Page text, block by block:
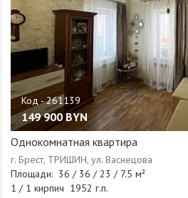
149 900 BYN
Однокомнатная квартира